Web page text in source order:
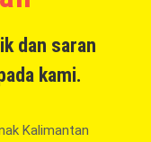
dan saran
kami.
Kalimantan